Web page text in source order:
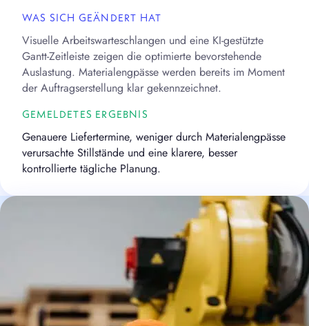
WAS SICH GEÄNDERT HAT
Visuelle Arbeitswarteschlangen und eine KI-gestützte
Gantt-Zeitleiste zeigen die optimierte bevorstehende
Auslastung. Materialengpässe werden bereits im Moment
der Auftragserstellung klar gekennzeichnet.
GEMELDETES ERGEBNIS
Genauere Liefertermine, weniger durch Materialengpässe
verursachte Stillstände und eine klarere, besser
kontrollierte tägliche Planung.